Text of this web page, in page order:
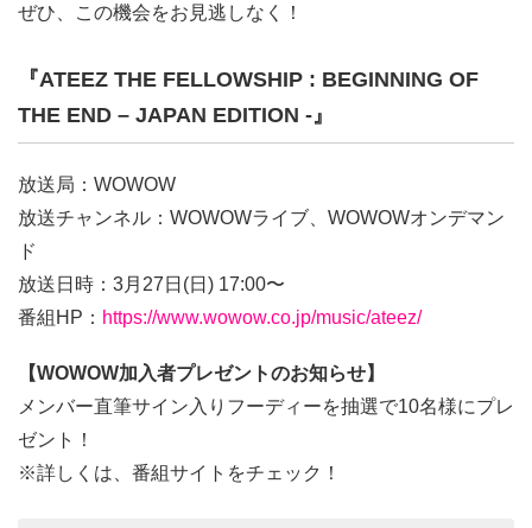
ぜひ、この機会をお見逃しなく！
『ATEEZ THE FELLOWSHIP : BEGINNING OF
THE END – JAPAN EDITION -』
放送局：WOWOW
放送チャンネル：WOWOWライブ、WOWOWオンデマン
ド
放送日時：3月27日(日) 17:00〜
番組HP： https://www.wowow.co.jp/music/ateez/
【WOWOW加入者プレゼントのお知らせ】
メンバー直筆サイン入りフーディーを抽選で10名様にプレ
ゼント！
※詳しくは、番組サイトをチェック！